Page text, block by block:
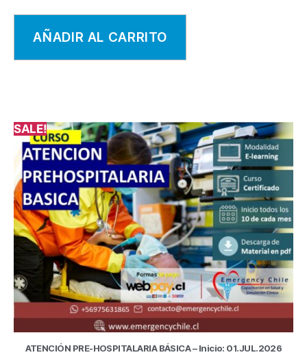
AÑADIR AL CARRITO
SALE!
ATENCIÓN PRE-HOSPITALARIA BÁSICA – Inicio: 01.JUL.2026